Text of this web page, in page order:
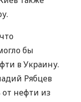
бы
в Украину.
Рябцев
от нефти из